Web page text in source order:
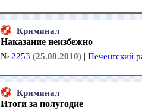
Криминал
Наказание неизбежно
№ 2253 (25.08.2010) | Печенгский
Криминал
Итоги за полугодие